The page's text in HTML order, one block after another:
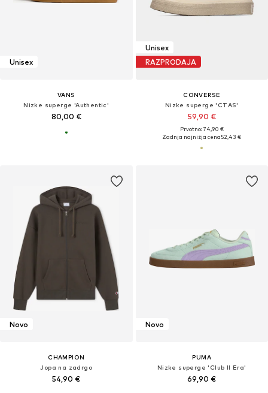
Unisex
VANS
Nizke superge 'Authentic'
80,00 €
Unisex
RAZPRODAJA
CONVERSE
Nizke superge 'CTAS'
59,90 €
Prvotno: 74,90 €
Zadnja najnižja cena52,43 €
Novo
CHAMPION
Jopa na zadrgo
54,90 €
Novo
PUMA
Nizke superge 'Club II Era'
69,90 €